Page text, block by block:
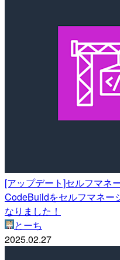
[アップデート]セルフマネ
CodeBuildをセルフマネー
なりました！
とーち
2025.02.27